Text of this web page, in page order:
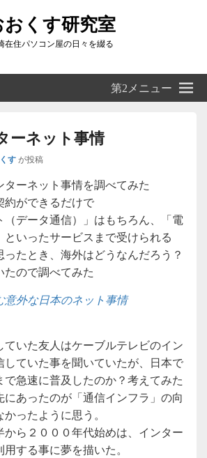
おくす研究室
在住パソコン屋の日々を綴る
第2メニュー
ーネット事情
すが投稿
ターネット事情を調べてみた
約ができるだけで
（データ通信）」はもちろん、「電
いったサービスまで受けられる
たとき、海外はどうなんだろう？
たので調べてみた
意外な日本のネット事情
いた友人はケーブルテレビのイン
していた事を聞いていたが、日本で
で急速に普及したのか？考えてみた
にあったのが「通信インフラ」の向
ったように思う。
から２０００年代始めは、インター
する事に夢を描いた。